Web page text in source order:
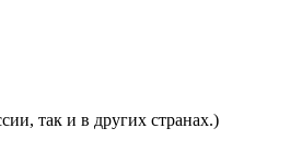
так и в других странах.)